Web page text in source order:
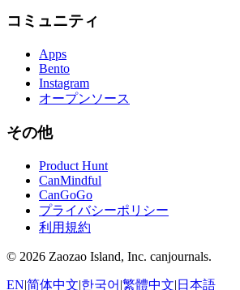
コミュニティ
Apps
Bento
Instagram
オープンソース
その他
Product Hunt
CanMindful
CanGoGo
プライバシーポリシー
利用規約
© 2026 Zaozao Island, Inc. canjournals.
EN|简体中文|한국어 |繁體中文| 日本語